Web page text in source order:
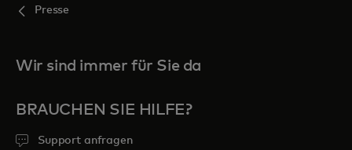
Presse
Wir sind immer für Sie da
BRAUCHEN SIE HILFE?
Support anfragen